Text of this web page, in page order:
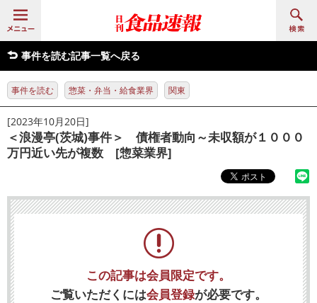
事件を読む記事一覧へ戻る
事件を読む 惣菜・弁当・給食業界 関東
[2023年10月20日]
＜浪漫亭(茨城)事件＞ 債権者動向～未収額が１０００
万円近い先が複数 [惣菜業界]
この記事は会員限定です。
ご覧いただくには会員登録が必要です。